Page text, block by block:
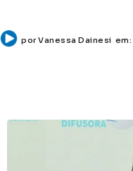
porVanessa Dainesi em: